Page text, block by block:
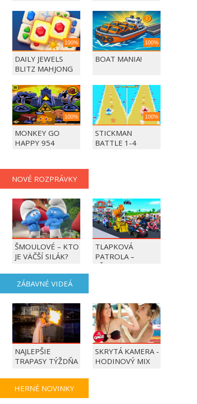
100%
DAILY JEWELS
BLITZ MAHJONG
100%
BOAT MANIA!
100%
MONKEY GO
HAPPY 954
100%
STICKMAN
BATTLE 1-4
NOVÉ ROZPRÁVKY
ŠMOULOVÉ – KTO
JE VÄČŠÍ SILÁK?
TLAPKOVÁ
PATROLA –
VŠETKY LABKY DO
ZÁBAVNÉ VIDEÁ
NAJLEPŠIE
TRAPASY TÝŽDŇA
SKRYTÁ KAMERA -
HODINOVÝ MIX
HERNÉ NOVINKY